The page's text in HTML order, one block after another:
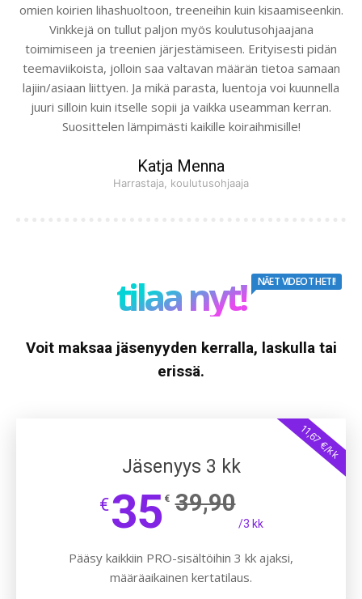
omien koirien lihashuoltoon, treeneihin kuin kisaamiseenkin.
Vinkkejä on tullut paljon myös koulutusohjaajana
toimimiseen ja treenien järjestämiseen. Erityisesti pidän
teemaviikoista, jolloin saa valtavan määrän tietoa samaan
lajiin/asiaan liittyen. Ja mikä parasta, luentoja voi kuunnella
juuri silloin kuin itselle sopii ja vaikka useamman kerran.
Suosittelen lämpimästi kaikille koiraihmisille!
Katja Menna
Harrastaja, koulutusohjaaja
tilaa nyt! NÄET VIDEOT HETI!
Voit maksaa jäsenyyden kerralla, laskulla tai
erissä.
11,67 €/kk
Jäsenyys 3 kk
€35 € 39,90
/3 kk
Pääsy kaikkiin PRO-sisältöihin 3 kk ajaksi,
määräaikainen kertatilaus.